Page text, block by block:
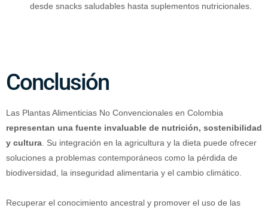
desde snacks saludables hasta suplementos nutricionales.
Conclusión
Las Plantas Alimenticias No Convencionales en Colombia
representan una fuente invaluable de nutrición, sostenibilidad
y cultura . Su integración en la agricultura y la dieta puede ofrecer
soluciones a problemas contemporáneos como la pérdida de
biodiversidad, la inseguridad alimentaria y el cambio climático.
Recuperar el conocimiento ancestral y promover el uso de las